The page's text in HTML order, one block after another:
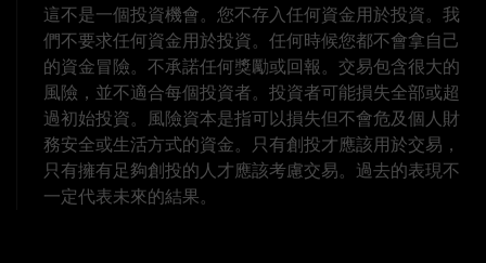
這不是一個投資機會。您不存入任何資金用於投資。我
們不要求任何資金用於投資。任何時候您都不會拿自己
的資金冒險。不承諾任何獎勵或回報。交易包含很大的
風險，並不適合每個投資者。投資者可能損失全部或超
過初始投資。風險資本是指可以損失但不會危及個人財
務安全或生活方式的資金。只有創投才應該用於交易，
只有擁有足夠創投的人才應該考慮交易。過去的表現不
一定代表未來的結果。